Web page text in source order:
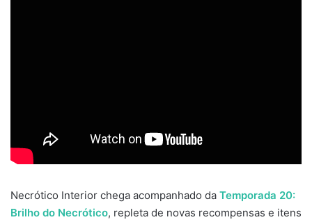
Necrótico Interior chega acompanhado da Temporada 20:
Brilho do Necrótico, repleta de novas recompensas e itens